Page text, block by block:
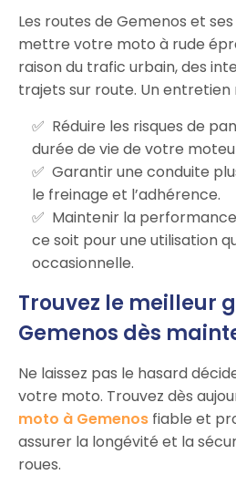
Les routes de Gemenos et
mettre votre moto à rude
raison du trafic urbain, des
trajets sur route. Un
Réduire les risques de
durée de vie de votre
Garantir une conduite
le freinage et l’adhérence.
Maintenir la
ce soit pour une utilisation
occasionnelle.
Trouvez le meilleur
Gemenos dès
Ne laissez pas le hasard
votre moto. Trouvez dès
moto à Gemenos fiable et
assurer la longévité et la
roues.